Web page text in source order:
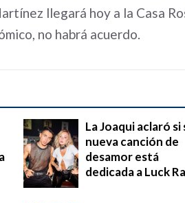
llegará hoy a la Casa
no habrá acuerdo.
La Joaqui aclaró si
nueva canción de
desamor está
dedicada a Luck Ra